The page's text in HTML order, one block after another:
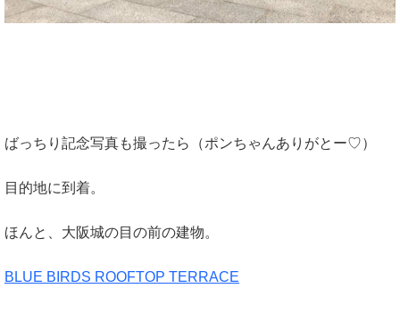
ばっちり記念写真も撮ったら（ポンちゃんありがとー♡）
目的地に到着。
ほんと、大阪城の目の前の建物。
BLUE BIRDS ROOFTOP TERRACE